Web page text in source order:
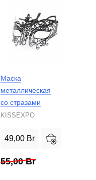
Маска
металлическая
со стразами
KISSEXPO
49,00 Br
55,00Br